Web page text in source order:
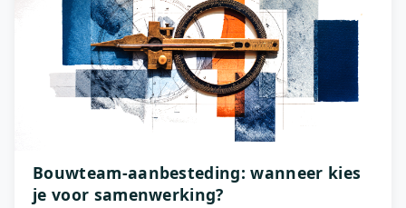
Bouwteam-aanbesteding: wanneer kies
je voor samenwerking?